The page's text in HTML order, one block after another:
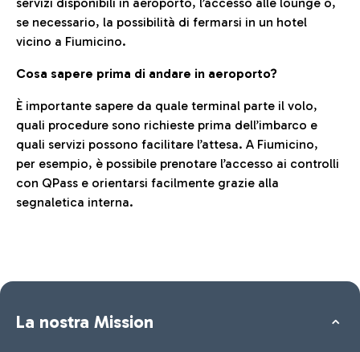
se necessario, la possibilità di fermarsi in un hotel
vicino a Fiumicino.
Cosa sapere prima di andare in aeroporto?
È importante sapere da quale terminal parte il volo,
quali procedure sono richieste prima dell’imbarco e
quali servizi possono facilitare l’attesa. A Fiumicino,
per esempio, è possibile prenotare l’accesso ai controlli
con QPass e orientarsi facilmente grazie alla
segnaletica interna.
La nostra Mission